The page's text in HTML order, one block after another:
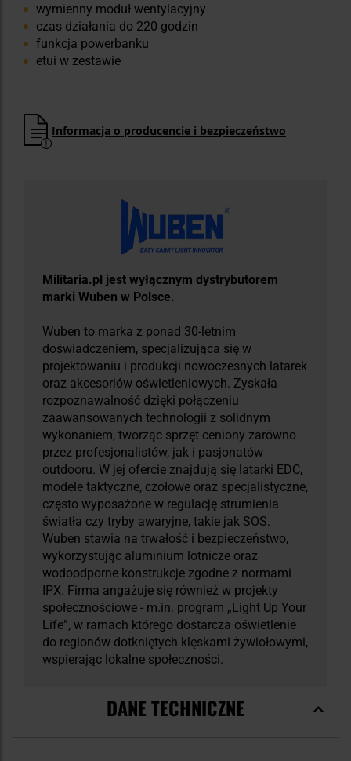
wymienny moduł wentylacyjny
czas działania do 220 godzin
funkcja powerbanku
etui w zestawie
Informacja o producencie i bezpieczeństwo
Militaria.pl jest wyłącznym dystrybutorem
marki Wuben w Polsce.
Wuben to marka z ponad 30-letnim
doświadczeniem, specjalizująca się w
projektowaniu i produkcji nowoczesnych latarek
oraz akcesoriów oświetleniowych. Zyskała
rozpoznawalność dzięki połączeniu
zaawansowanych technologii z solidnym
wykonaniem, tworząc sprzęt ceniony zarówno
przez profesjonalistów, jak i pasjonatów
outdooru. W jej ofercie znajdują się latarki EDC,
modele taktyczne, czołowe oraz specjalistyczne,
często wyposażone w regulację strumienia
światła czy tryby awaryjne, takie jak SOS.
Wuben stawia na trwałość i bezpieczeństwo,
wykorzystując aluminium lotnicze oraz
wodoodporne konstrukcje zgodne z normami
IPX. Firma angażuje się również w projekty
społecznościowe - m.in. program „Light Up Your
Life”, w ramach którego dostarcza oświetlenie
do regionów dotkniętych klęskami żywiołowymi,
wspierając lokalne społeczności.
DANE TECHNICZNE